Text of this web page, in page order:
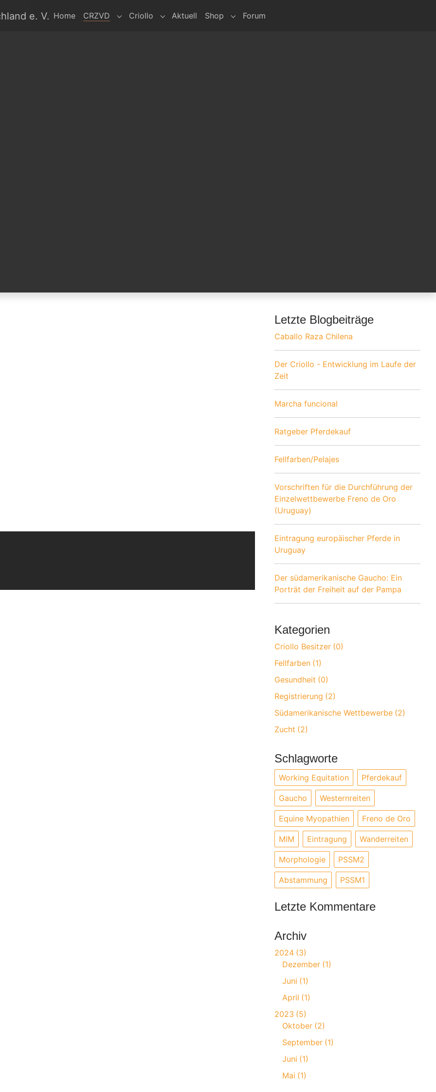
e. V. Home CRZVD Submenu for "CRZVD"
Criollo Submenu for "Criollo"
Aktuell Shop Submenu for "Shop"
Forum
Letzte Blogbeiträge
Caballo Raza Chilena
Der Criollo - Entwicklung im Laufe der
Zeit
Marcha funcional
Ratgeber Pferdekauf
Fellfarben/Pelajes
Vorschriften für die Durchführung der
Einzelwettbewerbe Freno de Oro
(Uruguay)
Eintragung europäischer Pferde in
Uruguay
Der südamerikanische Gaucho: Ein
Porträt der Freiheit auf der Pampa
Kategorien
Criollo Besitzer 0
Fellfarben 1
Gesundheit 0
Registrierung 2
Südamerikanische Wettbewerbe 2
Zucht 2
Schlagworte
Working Equitation Pferdekauf
Gaucho Westernreiten
Equine Myopathien Freno de Oro
MIM Eintragung Wanderreiten
Morphologie PSSM2
Abstammung PSSM1
Letzte Kommentare
Archiv
2024 3
Dezember 1
Juni 1
April 1
2023 5
Oktober 2
September 1
Juni 1
Mai 1